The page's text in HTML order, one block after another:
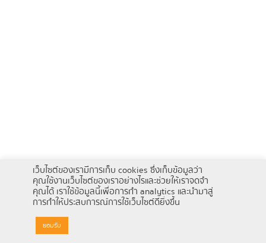
เว็บไซต์ของเรามีการเก็บ cookies ซึ่งเก็บข้อมูลว่า
คุณใช้งานเว็บไซต์ของเราอย่างไรและช่วยให้เราจดจำ
คุณได้ เราใช้ข้อมูลนี้เพื่อการทำ analytics และนำมาสู่
การทำให้ประสบการณ์การใช้เว็บไซต์ดียิ่งขึ้น
ยอมรับ